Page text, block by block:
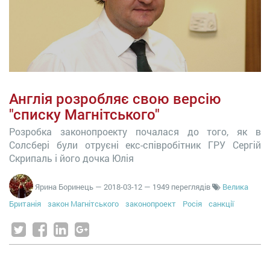
Англія розробляє свою версію
"списку Магнітського"
Розробка законопроекту почалася до того, як в
Солсбері були отруєні екс-співробітник ГРУ Сергій
Скрипаль і його дочка Юлія
Ярина Боринець — 2018-03-12 — 1949 переглядів
Велика
Британія
закон Магнітського законопроект Росія санкції